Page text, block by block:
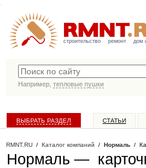
строительство ремонт дом
Например, тепловые пушки
ВЫБРАТЬ РАЗДЕЛ СТАТЬИ
RMNT.RU / Каталог компаний / Нормаль /
Нормаль —